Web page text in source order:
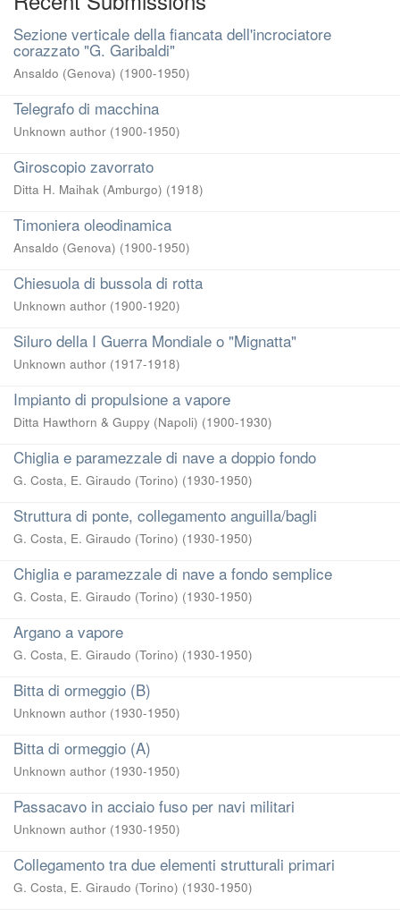
Sezione verticale della fiancata dell'incrociatore
corazzato "G. Garibaldi"
Ansaldo (Genova) (1900-1950)
Telegrafo di macchina
Unknown author (1900-1950)
Giroscopio zavorrato
Ditta H. Maihak (Amburgo) (1918)
Timoniera oleodinamica
Ansaldo (Genova) (1900-1950)
Chiesuola di bussola di rotta
Unknown author (1900-1920)
Siluro della I Guerra Mondiale o "Mignatta"
Unknown author (1917-1918)
Impianto di propulsione a vapore
Ditta Hawthorn & Guppy (Napoli) (1900-1930)
Chiglia e paramezzale di nave a doppio fondo
G. Costa, E. Giraudo (Torino) (1930-1950)
Struttura di ponte, collegamento anguilla/bagli
G. Costa, E. Giraudo (Torino) (1930-1950)
Chiglia e paramezzale di nave a fondo semplice
G. Costa, E. Giraudo (Torino) (1930-1950)
Argano a vapore
G. Costa, E. Giraudo (Torino) (1930-1950)
Bitta di ormeggio (B)
Unknown author (1930-1950)
Bitta di ormeggio (A)
Unknown author (1930-1950)
Passacavo in acciaio fuso per navi militari
Unknown author (1930-1950)
Collegamento tra due elementi strutturali primari
G. Costa, E. Giraudo (Torino) (1930-1950)